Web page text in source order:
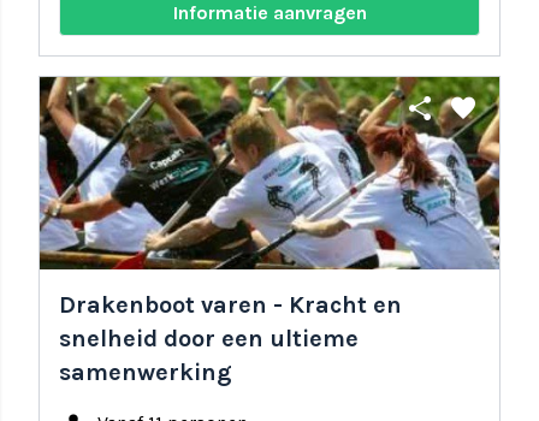
Informatie aanvragen
share favorite
Drakenboot varen - Kracht en
snelheid door een ultieme
samenwerking